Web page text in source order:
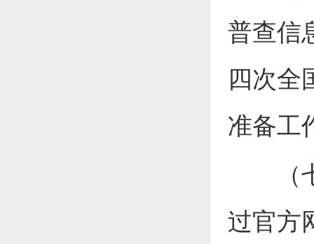
普查信
四次全
准备工
（七
过官方